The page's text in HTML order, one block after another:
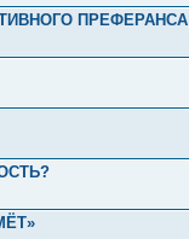
ПРЕФЕРАНСА